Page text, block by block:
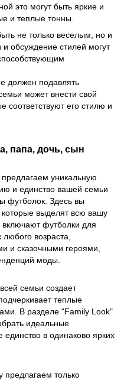
это могут быть яркие и
и теплые тонны.
не только веселым, но и
обсуждение стилей могут
должен подавлять
может внести свой
соответствуют его стилю и
папа, дочь, сын
уникальную
и единство вашей семьи
футболок. Здесь вы
выделят всю вашу
футболки для
возраста,
и сказочными героями,
моды.
семьи создает
теплые
В разделе "Family Look"
идеальные
в одинаково ярких
только